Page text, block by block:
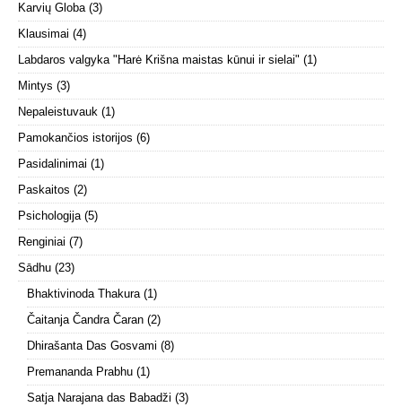
Karvių Globa(3)
Klausimai (4)
Labdaros valgyka "Harė Krišna maistas kūnui ir sielai" (1)
Mintys (3)
Nepaleistuvauk (1)
Pamokančios istorijos (6)
Pasidalinimai (1)
Paskaitos (2)
Psichologija(5)
Renginiai (7)
Sādhu (23)
Bhaktivinoda Thakura(1)
Čaitanja Čandra Čaran (2)
Dhirašanta Das Gosvami (8)
Premananda Prabhu (1)
Satja Narajana das Babadži (3)